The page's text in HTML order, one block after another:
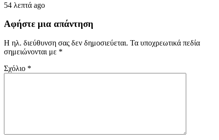
54 λεπτά ago
Αφήστε μια απάντηση
Η ηλ. διεύθυνση σας δεν δημοσιεύεται. Τα υποχρεωτικά πεδία
σημειώνονται με *
Σχόλιο *